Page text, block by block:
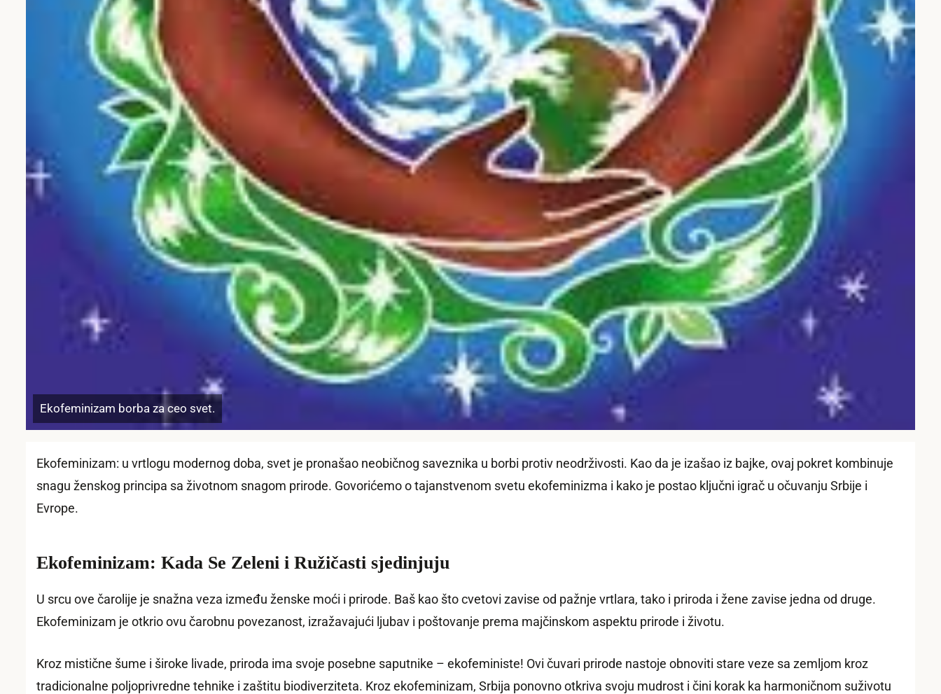
Ekofeminizam borba za ceo svet.
Ekofeminizam: u vrtlogu modernog doba, svet je pronašao neobičnog saveznika u borbi protiv neodrživosti. Kao da je izašao iz bajke, ovaj pokret kombinuje
snagu ženskog principa sa životnom snagom prirode. Govorićemo o tajanstvenom svetu ekofeminizma i kako je postao ključni igrač u očuvanju Srbije i
Evrope.
Ekofeminizam: Kada Se Zeleni i Ružičasti sjedinjuju
U srcu ove čarolije je snažna veza između ženske moći i prirode. Baš kao što cvetovi zavise od pažnje vrtlara, tako i priroda i žene zavise jedna od druge.
Ekofeminizam je otkrio ovu čarobnu povezanost, izražavajući ljubav i poštovanje prema majčinskom aspektu prirode i životu.
Kroz mistične šume i široke livade, priroda ima svoje posebne saputnike – ekofeministe! Ovi čuvari prirode nastoje obnoviti stare veze sa zemljom kroz
tradicionalne poljoprivredne tehnike i zaštitu biodiverziteta. Kroz ekofeminizam, Srbija ponovno otkriva svoju mudrost i čini korak ka harmoničnom suživotu